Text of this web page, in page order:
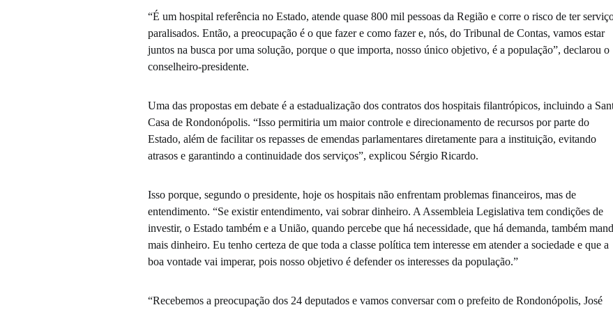
“É um hospital referência no Estado, atende quase 800 mil pessoas da Região e corre o risco de ter
paralisados. Então, a preocupação é o que fazer e como fazer e, nós, do Tribunal de Contas, vamos estar
juntos na busca por uma solução, porque o que importa, nosso único objetivo, é a população”, declarou o
conselheiro-presidente.
Uma das propostas em debate é a estadualização dos contratos dos hospitais filantrópicos, incluindo a
Casa de Rondonópolis. “Isso permitiria um maior controle e direcionamento de recursos por parte do
Estado, além de facilitar os repasses de emendas parlamentares diretamente para a instituição, evitando
atrasos e garantindo a continuidade dos serviços”, explicou Sérgio Ricardo.
Isso porque, segundo o presidente, hoje os hospitais não enfrentam problemas financeiros, mas de
entendimento. “Se existir entendimento, vai sobrar dinheiro. A Assembleia Legislativa tem condições de
investir, o Estado também e a União, quando percebe que há necessidade, que há demanda, também
mais dinheiro. Eu tenho certeza de que toda a classe política tem interesse em atender a sociedade e que a
boa vontade vai imperar, pois nosso objetivo é defender os interesses da população.”
“Recebemos a preocupação dos 24 deputados e vamos conversar com o prefeito de Rondonópolis, José